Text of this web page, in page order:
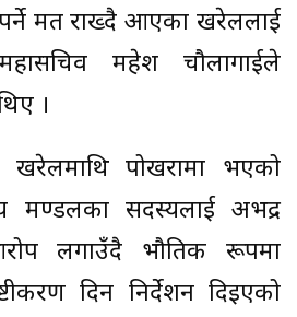
मत राख्दै आएका खरेललाई
महेश चौलागाईले
।
खरेलमाथि पोखरामा भएको
मण्डलका सदस्यलाई अभद्र
लगाउँदै भौतिक रूपमा
दिन निर्देशन दिइएको